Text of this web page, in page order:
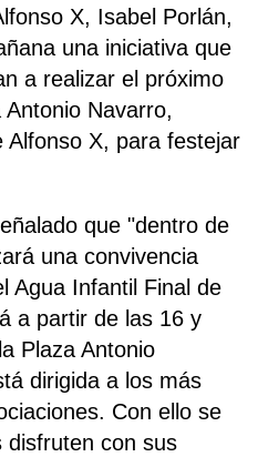
X, Isabel Porlán,
una iniciativa que
a realizar el próximo
Navarro,
Alfonso X, para festejar
que "dentro de
una convivencia
Agua Infantil Final de
a partir de las 16 y
Plaza Antonio
dirigida a los más
Con ello se
disfruten con sus